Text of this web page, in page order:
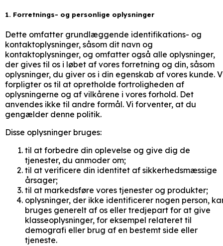
1. Forretnings- og personlige oplysninger
Dette omfatter grundlæggende identifikations- og
kontaktoplysninger, såsom dit navn og
kontaktoplysninger, og omfatter også alle oplysninger,
der gives til os i løbet af vores forretning og din, såsom
oplysninger, du giver os i din egenskab af vores kunde.
forpligter os til at opretholde fortroligheden af
oplysningerne og af vilkårene i vores forhold. Det
anvendes ikke til andre formål. Vi forventer, at du
gengælder denne politik.
Disse oplysninger bruges:
til at forbedre din oplevelse og give dig de
tjenester, du anmoder om;
til at verificere din identitet af sikkerhedsmæssige
årsager;
til at markedsføre vores tjenester og produkter;
oplysninger, der ikke identificerer nogen person,
bruges generelt af os eller tredjepart for at give
klasseoplysninger, for eksempel relateret til
demografi eller brug af en bestemt side eller
tjeneste.